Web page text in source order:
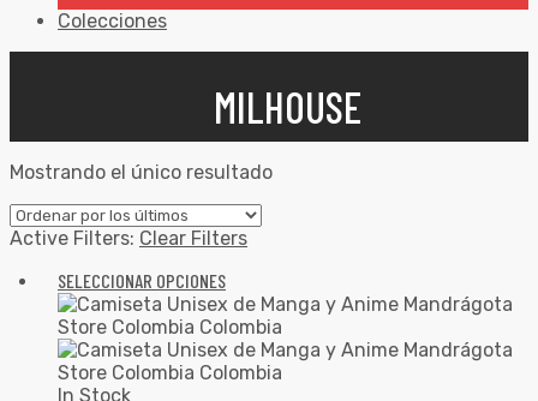
Colecciones
MILHOUSE
Mostrando el único resultado
Active Filters: Clear Filters
SELECCIONAR OPCIONES
In Stock